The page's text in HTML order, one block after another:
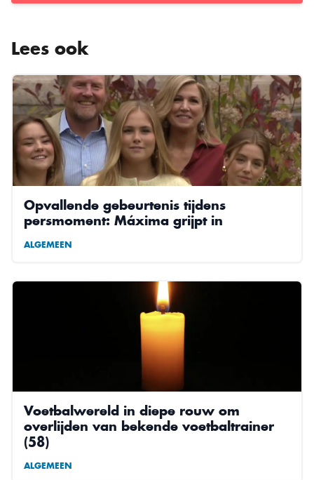
Lees ook
Opvallende gebeurtenis tijdens
persmoment: Máxima grijpt in
ALGEMEEN
Voetbalwereld in diepe rouw om
overlijden van bekende voetbaltrainer
(58)
ALGEMEEN